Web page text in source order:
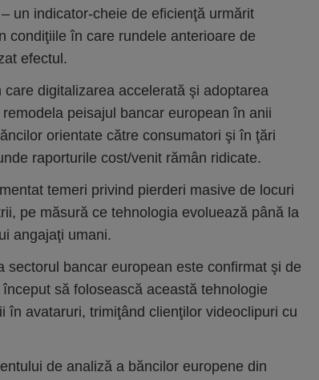
un indicator-cheie de eficienţă urmărit
condiţiile în care rundele anterioare de
efectul.
digitalizarea accelerată şi adoptarea
peisajul bancar european în anii
orientate către consumatori şi în ţări
raporturile cost/venit rămân ridicate.
temeri privind pierderi masive de locuri
pe măsură ce tehnologia evoluează până la
angajaţi umani.
sectorul bancar european este confirmat şi de
să folosească această tehnologie
în avataruri, trimiţând clienţilor videoclipuri cu
de analiză a băncilor europene din